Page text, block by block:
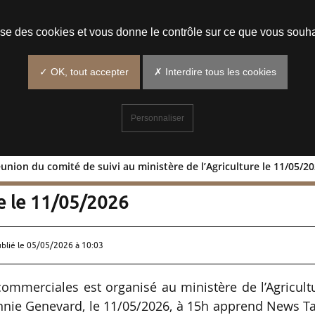
du comité de suivi au ministère de l’Agriculture le 11/05/
: réunion du comité de suivi au
le 11/05/2026
le 05/05/2026 à 10:03
est organisé au ministère de
Genevard, le 11/05/2026, à 15h apprend News
des cookies et vous donne le contrôle sur ce que vous
✓ OK, tout accepter ✗ Interdire tous les cookies
Personnaliser